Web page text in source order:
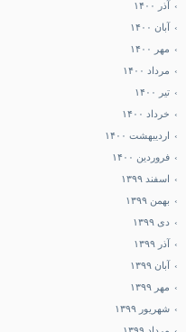
آذر ۱۴۰۰
آبان ۱۴۰۰
مهر ۱۴۰۰
مرداد ۱۴۰۰
تیر ۱۴۰۰
خرداد ۱۴۰۰
اردیبهشت ۱۴۰۰
فروردین ۱۴۰۰
اسفند ۱۳۹۹
بهمن ۱۳۹۹
دی ۱۳۹۹
آذر ۱۳۹۹
آبان ۱۳۹۹
مهر ۱۳۹۹
شهریور ۱۳۹۹